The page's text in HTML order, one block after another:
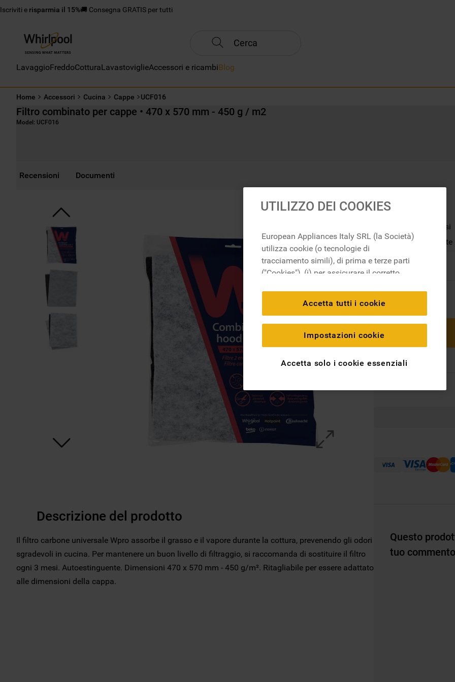
Iscriviti e risparmia il 15%🚚 Consegna GRATIS per tutti
Cerca
LavaggioFreddoCotturaLavastoviglieAccessori e ricambiBlog
Home Accessori Cucina Cappe UCF016
Filtro combinato per cappe • 470 x 570 mm - 450 g / m2
Model: UCF016
Recensioni Documenti
Descrizione del prodotto
Il filtro carbone universale Wpro assorbe il grasso e il vapore durante la cottura, prevenendo gli odori
sgradevoli in cucina. Per mantenere un buon livello di filtraggio, si raccomanda di sostituire il filtro
ogni 3 mesi. Autoestinguente. Dimensioni 470 x 570 mm - 450 g/m². Ritagliabile per essere adattato
alle dimensioni della cappa.
Assorbe i grassi
Autoestinguente
In magazzino
Questo
tuo
UTILIZZO DEI COOKIES
European Appliances Italy SRL (la Società)
utilizza cookie (o tecnologie di
tracciamento simili), di prima e terze parti
("Cookies"), (i) per assicurare il corretto
migliorare l'esperienza di navigazione
per rilevare l’audience del nostro sito e
come interagisce con il sito (cookie
analitici), (iii) per annunci personalizzati e
(anche per il tramite di terze parti e su altri
siti web o piattaforme social, come ad
esempio Google LLC - scopri maggiori
informazioni sulla Privacy Policy di Google
qui:
migliorare l'efficacia della nostra strategia
sito e offrire funzionalità specifiche (cookie
funzionali). Per maggiori informazioni su
come la Società utilizza i cookie o per
Accetta tutti i cookie
Impostazioni cookie
Accetta solo i cookie essenziali